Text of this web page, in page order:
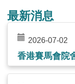
最新消息
2026-07-02
香港賽馬會院